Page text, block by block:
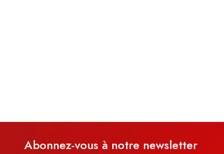
Abonnez-vous à notre newsletter